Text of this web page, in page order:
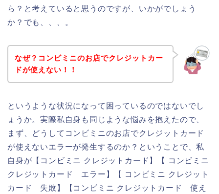
ら？と考えていると思うのですが、いかがでしょう
か？でも、、、。
なぜ？コンビミニのお店でクレジットカー
ドが使えない！！
というような状況になって困っているのではないでし
ょうか。実際私自身も同じような悩みを抱えたので、
まず、どうしてコンビミニのお店でクレジットカード
が使えないエラーが発生するのか？ということで、私
自身が【コンビミニ クレジットカード】【 コンビミニ
クレジットカード エラー】【 コンビミニ クレジット
カード 失敗】【コンビミニ クレジットカード 使え